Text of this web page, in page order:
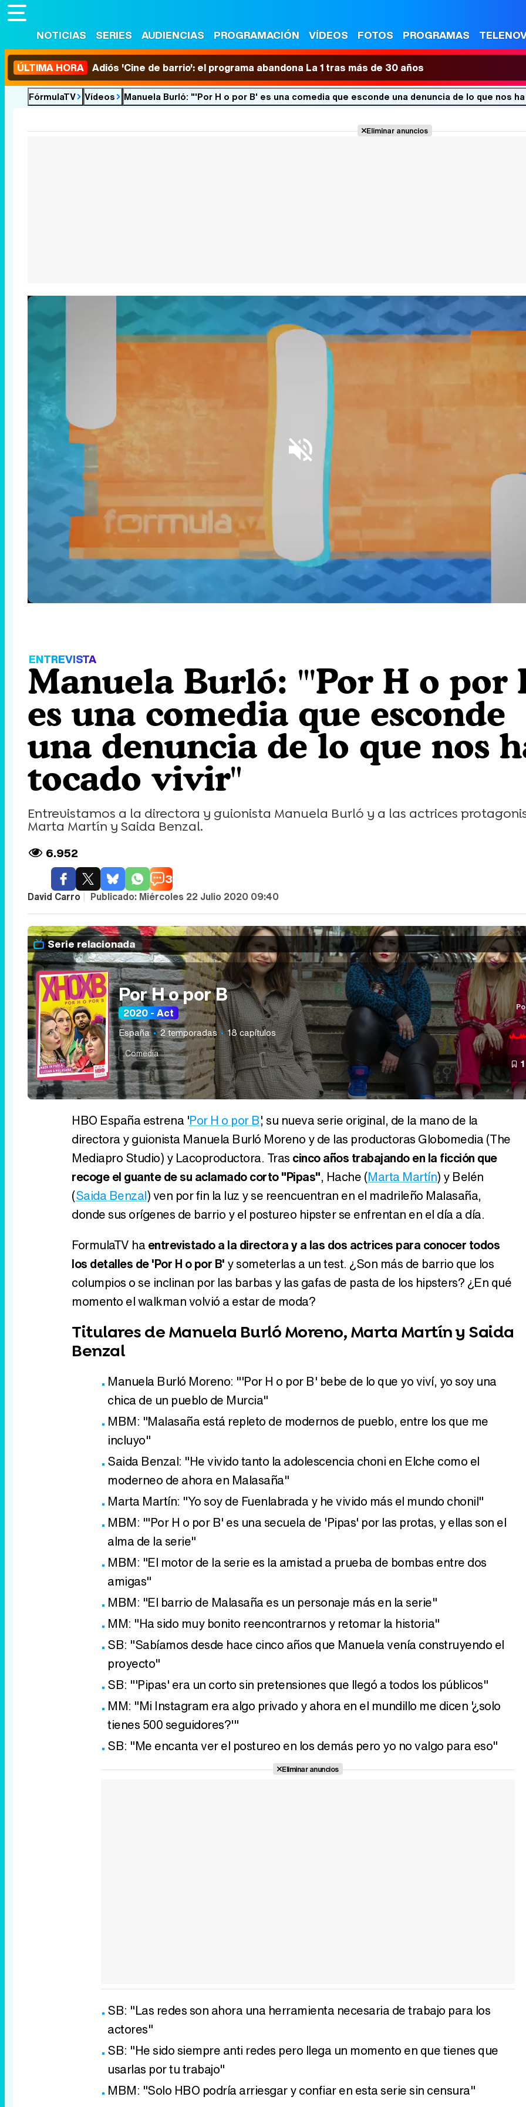
NOTICIAS SERIES AUDIENCIAS PROGRAMACIÓN VÍDEOS FOTOS PROGRAMAS
ÚLTIMA HORA Adiós 'Cine de barrio': el programa abandona La 1 tras más de 30 años
FórmulaTV Vídeos Manuela Burló: "'Por H o por B' es una comedia que esconde una denuncia de lo que nos
Eliminar anuncios
ENTREVISTA
Manuela Burló: "'Por H o por
es una comedia que esconde
una denuncia de lo que nos
tocado vivir"
Entrevistamos a la directora y guionista Manuela Burló y a las actrices
Marta Martín y Saida Benzal.
6.952
3
David Carro | Publicado: Miércoles 22 Julio 2020 09:40
Serie relacionada
Por H o por B
2020 - Act
España 2 temporadas 18 capítulos
Comedia
1
HBO España estrena 'Por H o por B', su nueva serie original, de la mano de la
directora y guionista Manuela Burló Moreno y de las productoras Globomedia (The
Mediapro Studio) y Lacoproductora. Tras cinco años trabajando en la ficción que
recoge el guante de su aclamado corto "Pipas", Hache (Marta Martín) y Belén
(Saida Benzal) ven por fin la luz y se reencuentran en el madrileño Malasaña,
donde sus orígenes de barrio y el postureo hipster se enfrentan en el día a día.
FormulaTV ha entrevistado a la directora y a las dos actrices para conocer todos
los detalles de 'Por H o por B' y someterlas a un test. ¿Son más de barrio que los
columpios o se inclinan por las barbas y las gafas de pasta de los hipsters? ¿En qué
momento el walkman volvió a estar de moda?
Titulares de Manuela Burló Moreno, Marta Martín y Saida
Benzal
Manuela Burló Moreno: "'Por H o por B' bebe de lo que yo viví, yo soy una
chica de un pueblo de Murcia"
MBM: "Malasaña está repleto de modernos de pueblo, entre los que me
incluyo"
Saida Benzal: "He vivido tanto la adolescencia choni en Elche como el
moderneo de ahora en Malasaña"
Marta Martín: "Yo soy de Fuenlabrada y he vivido más el mundo chonil"
MBM: "'Por H o por B' es una secuela de 'Pipas' por las protas, y ellas son el
alma de la serie"
MBM: "El motor de la serie es la amistad a prueba de bombas entre dos
amigas"
MBM: "El barrio de Malasaña es un personaje más en la serie"
MM: "Ha sido muy bonito reencontrarnos y retomar la historia"
SB: "Sabíamos desde hace cinco años que Manuela venía construyendo el
proyecto"
SB: "'Pipas' era un corto sin pretensiones que llegó a todos los públicos"
MM: "Mi Instagram era algo privado y ahora en el mundillo me dicen '¿solo
tienes 500 seguidores?'"
SB: "Me encanta ver el postureo en los demás pero yo no valgo para eso"
Eliminar anuncios
SB: "Las redes son ahora una herramienta necesaria de trabajo para los
actores"
SB: "He sido siempre anti redes pero llega un momento en que tienes que
usarlas por tu trabajo"
MBM: "Solo HBO podría arriesgar y confiar en esta serie sin censura"